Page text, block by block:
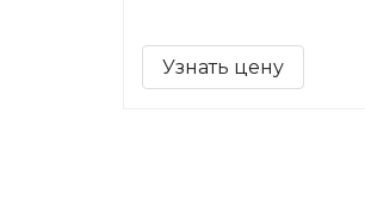
Узнать цену